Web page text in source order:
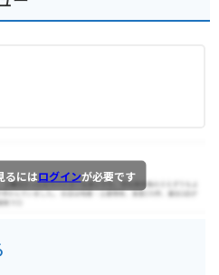
るにはログインが必要です